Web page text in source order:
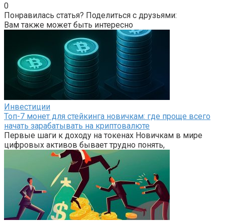
0
Понравилась статья? Поделиться с друзьями:
Вам также может быть интересно
Инвестиции
Топ-7 монет для стейкинга новичкам: где проще всего
начать зарабатывать на криптовалюте
Первые шаги к доходу на токенах Новичкам в мире
цифровых активов бывает трудно понять,